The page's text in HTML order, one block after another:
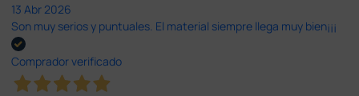
13 Abr 2026
Son muy serios y puntuales. El material siempre llega muy bien¡¡¡
Comprador verificado